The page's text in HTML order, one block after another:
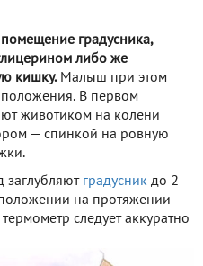
градусника,
либо же
кишку.Малыш при этом
положения. В первом
животиком на колени
— спинкой на ровную
заглубляют градусник до 2
на протяжении
следует аккуратно